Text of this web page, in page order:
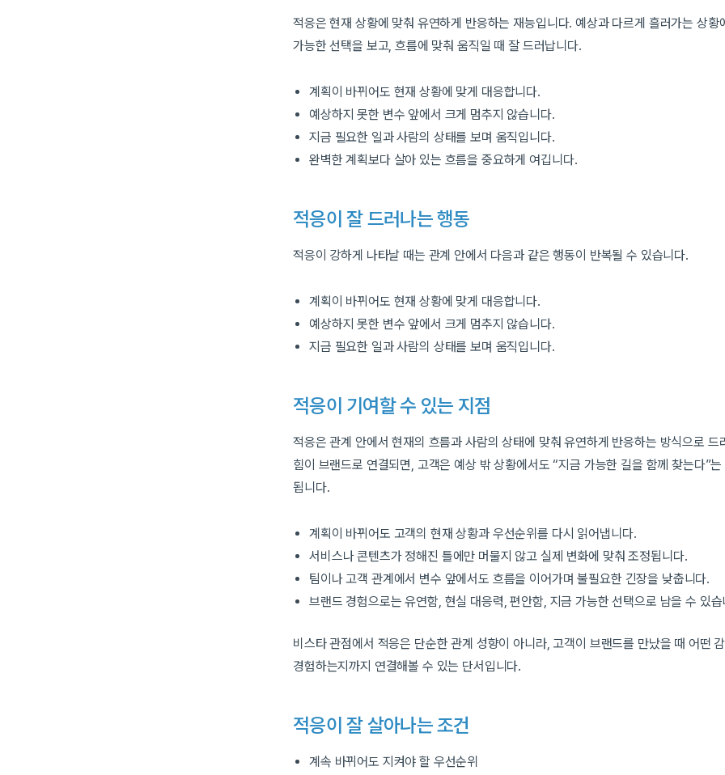
적응은 현재 상황에 맞춰 유연하게 반응하는 재능입니다. 예상과 다르게 흘러가는 상황
가능한 선택을 보고, 흐름에 맞춰 움직일 때 잘 드러납니다.
계획이 바뀌어도 현재 상황에 맞게 대응합니다.
예상하지 못한 변수 앞에서 크게 멈추지 않습니다.
지금 필요한 일과 사람의 상태를 보며 움직입니다.
완벽한 계획보다 살아 있는 흐름을 중요하게 여깁니다.
적응이 잘 드러나는 행동
적응이 강하게 나타날 때는 관계 안에서 다음과 같은 행동이 반복될 수 있습니다.
계획이 바뀌어도 현재 상황에 맞게 대응합니다.
예상하지 못한 변수 앞에서 크게 멈추지 않습니다.
지금 필요한 일과 사람의 상태를 보며 움직입니다.
적응이 기여할 수 있는 지점
적응은 관계 안에서 현재의 흐름과 사람의 상태에 맞춰 유연하게 반응하는 방식으로 드
힘이 브랜드로 연결되면, 고객은 예상 밖 상황에서도 “지금 가능한 길을 함께 찾는다”는
됩니다.
계획이 바뀌어도 고객의 현재 상황과 우선순위를 다시 읽어냅니다.
서비스나 콘텐츠가 정해진 틀에만 머물지 않고 실제 변화에 맞춰 조정됩니다.
팀이나 고객 관계에서 변수 앞에서도 흐름을 이어가며 불필요한 긴장을 낮춥니다.
브랜드 경험으로는 유연함, 현실 대응력, 편안함, 지금 가능한 선택으로 남을 수 있습
비스타 관점에서 적응은 단순한 관계 성향이 아니라, 고객이 브랜드를 만났을 때 어떤
경험하는지까지 연결해볼 수 있는 단서입니다.
적응이 잘 살아나는 조건
계속 바뀌어도 지켜야 할 우선순위